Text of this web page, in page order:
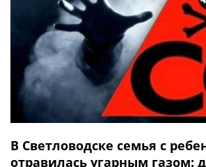
В Светловодске семья с
отравилась угарным газом: